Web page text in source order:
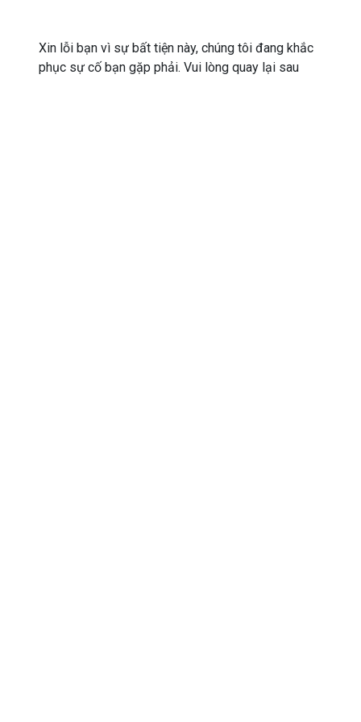
Xin lỗi bạn vì sự bất tiện này, chúng tôi đang khắc
phục sự cố bạn gặp phải. Vui lòng quay lại sau